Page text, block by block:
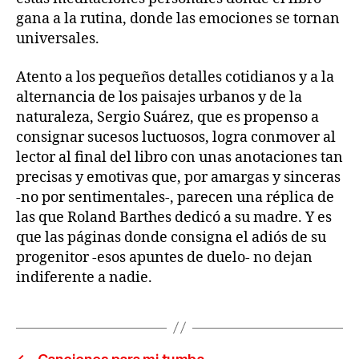
gana a la rutina, donde las emociones se tornan
universales.
Atento a los pequeños detalles cotidianos y a la
alternancia de los paisajes urbanos y de la
naturaleza, Sergio Suárez, que es propenso a
consignar sucesos luctuosos, logra conmover al
lector al final del libro con unas anotaciones tan
precisas y emotivas que, por amargas y sinceras
-no por sentimentales-, parecen una réplica de
las que Roland Barthes dedicó a su madre. Y es
que las páginas donde consigna el adiós de su
progenitor -esos apuntes de duelo- no dejan
indiferente a nadie.